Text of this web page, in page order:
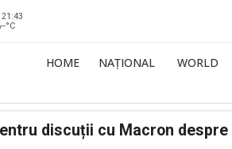
--°C
HOME NAȚIONAL WORLD
discuții cu Macron